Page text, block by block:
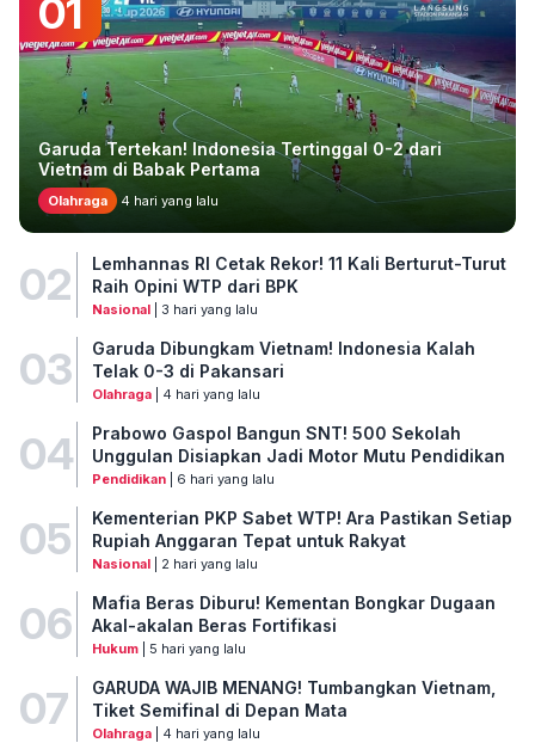
01
Garuda Tertekan! Indonesia Tertinggal 0-2 dari
Vietnam di Babak Pertama
Olahraga 4 hari yang lalu
02
Lemhannas RI Cetak Rekor! 11 Kali Berturut-Turut
Raih Opini WTP dari BPK
Nasional| 3 hari yang lalu
03
Garuda Dibungkam Vietnam! Indonesia Kalah
Telak 0-3 di Pakansari
Olahraga| 4 hari yang lalu
04
Prabowo Gaspol Bangun SNT! 500 Sekolah
Unggulan Disiapkan Jadi Motor Mutu Pendidikan
Pendidikan| 6 hari yang lalu
05
Kementerian PKP Sabet WTP! Ara Pastikan Setiap
Rupiah Anggaran Tepat untuk Rakyat
Nasional| 2 hari yang lalu
06
Mafia Beras Diburu! Kementan Bongkar Dugaan
Akal-akalan Beras Fortifikasi
Hukum| 5 hari yang lalu
07
GARUDA WAJIB MENANG! Tumbangkan Vietnam,
Tiket Semifinal di Depan Mata
Olahraga| 4 hari yang lalu